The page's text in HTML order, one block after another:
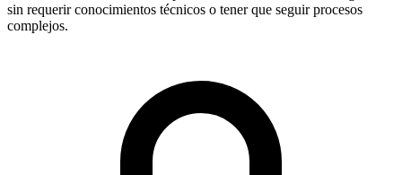
sin requerir conocimientos técnicos o tener que seguir procesos
complejos.